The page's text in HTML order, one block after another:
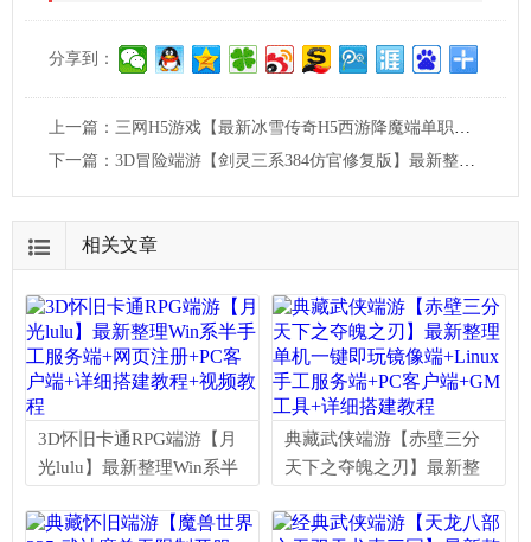
分享到：
上一篇： 三网H5游戏【最新冰雪传奇H5西游降魔端单职业】最新整理单机一键即玩镜像端+Linux手工服务端+简易APK+GM后台+详细搭建教程
下一篇： 3D冒险端游【剑灵三系384仿官修复版】最新整理WIN系服务端+PC客户端+GM工具+详细搭建教程
相关文章
3D怀旧卡通RPG端游【月
光lulu】最新整理Win系半
客户端+详细搭建教程+视
典藏武侠端游【赤壁三分
天下之夺魄之刃】最新整
+Linux手工服务端+PC客户